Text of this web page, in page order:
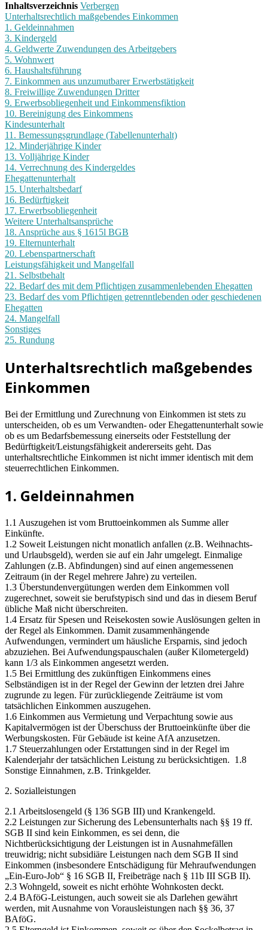
Inhaltsverzeichnis Verbergen
Unterhaltsrechtlich maßgebendes Einkommen
1. Geldeinnahmen
3. Kindergeld
4. Geldwerte Zuwendungen des Arbeitgebers
5. Wohnwert
6. Haushaltsführung
7. Einkommen aus unzumutbarer Erwerbstätigkeit
8. Freiwillige Zuwendungen Dritter
9. Erwerbsobliegenheit und Einkommensfiktion
10. Bereinigung des Einkommens
Kindesunterhalt
11. Bemessungsgrundlage (Tabellenunterhalt)
12. Minderjährige Kinder
13. Volljährige Kinder
14. Verrechnung des Kindergeldes
Ehegattenunterhalt
15. Unterhaltsbedarf
16. Bedürftigkeit
17. Erwerbsobliegenheit
Weitere Unterhaltsansprüche
18. Ansprüche aus § 1615l BGB
19. Elternunterhalt
20. Lebenspartnerschaft
Leistungsfähigkeit und Mangelfall
21. Selbstbehalt
22. Bedarf des mit dem Pflichtigen zusammenlebenden Ehegatten
23. Bedarf des vom Pflichtigen getrenntlebenden oder geschiedenen
Ehegatten
24. Mangelfall
Sonstiges
25. Rundung
Unterhaltsrechtlich maßgebendes
Einkommen
Bei der Ermittlung und Zurechnung von Einkommen ist stets zu
unterscheiden, ob es um Verwandten- oder Ehegattenunterhalt sowie
ob es um Bedarfsbemessung einerseits oder Feststellung der
Bedürftigkeit/Leistungsfähigkeit andererseits geht. Das
unterhaltsrechtliche Einkommen ist nicht immer identisch mit dem
steuerrechtlichen Einkommen.
1. Geldeinnahmen
1.1 Auszugehen ist vom Bruttoeinkommen als Summe aller
Einkünfte.
1.2 Soweit Leistungen nicht monatlich anfallen (z.B. Weihnachts-
und Urlaubsgeld), werden sie auf ein Jahr umgelegt. Einmalige
Zahlungen (z.B. Abfindungen) sind auf einen angemessenen
Zeitraum (in der Regel mehrere Jahre) zu verteilen.
1.3 Überstundenvergütungen werden dem Einkommen voll
zugerechnet, soweit sie berufstypisch sind und das in diesem Beruf
übliche Maß nicht überschreiten.
1.4 Ersatz für Spesen und Reisekosten sowie Auslösungen gelten in
der Regel als Einkommen. Damit zusammenhängende
Aufwendungen, vermindert um häusliche Ersparnis, sind jedoch
abzuziehen. Bei Aufwendungspauschalen (außer Kilometergeld)
kann 1/3 als Einkommen angesetzt werden.
1.5 Bei Ermittlung des zukünftigen Einkommens eines
Selbständigen ist in der Regel der Gewinn der letzten drei Jahre
zugrunde zu legen. Für zurückliegende Zeiträume ist vom
tatsächlichen Einkommen auszugehen.
1.6 Einkommen aus Vermietung und Verpachtung sowie aus
Kapitalvermögen ist der Überschuss der Bruttoeinkünfte über die
Werbungskosten. Für Gebäude ist keine AfA anzusetzen.
1.7 Steuerzahlungen oder Erstattungen sind in der Regel im
Kalenderjahr der tatsächlichen Leistung zu berücksichtigen. 1.8
Sonstige Einnahmen, z.B. Trinkgelder.
2. Sozialleistungen
2.1 Arbeitslosengeld (§ 136 SGB III) und Krankengeld.
2.2 Leistungen zur Sicherung des Lebensunterhalts nach §§ 19 ff.
SGB II sind kein Einkommen, es sei denn, die
Nichtberücksichtigung der Leistungen ist in Ausnahmefällen
treuwidrig; nicht subsidiäre Leistungen nach dem SGB II sind
Einkommen (insbesondere Entschädigung für Mehraufwendungen
„Ein-Euro-Job“ § 16 SGB II, Freibeträge nach § 11b III SGB II).
2.3 Wohngeld, soweit es nicht erhöhte Wohnkosten deckt.
2.4 BAföG-Leistungen, auch soweit sie als Darlehen gewährt
werden, mit Ausnahme von Vorausleistungen nach §§ 36, 37
BAföG.